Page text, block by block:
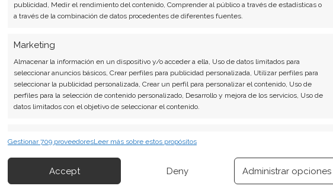
publicidad, Medir el rendimiento del contenido, Comprender al público a través de estadísticas o
a través de la combinación de datos procedentes de diferentes fuentes.
Marketing
Almacenar la información en un dispositivo y/o acceder a ella, Uso de datos limitados para
seleccionar anuncios básicos, Crear perfiles para publicidad personalizada, Utilizar perfiles para
seleccionar la publicidad personalizada, Crear un perfil para personalizar el contenido, Uso de
perfiles para la selección de contenido personalizado, Desarrollo y mejora de los servicios, Uso de
datos limitados con el objetivo de seleccionar el contenido.
información transmitida de forma automática.
Gestionar 709 proveedoresLeer más sobre estos propósitos
Accept Deny Administrar opciones
cabo una serie de procedimientos, para lo cual
especiales que te ayudarán a revertir
tiene un virus?
y tu respuesta es "Si"
lenta?